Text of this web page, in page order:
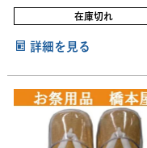
在庫切れ
詳細を見る